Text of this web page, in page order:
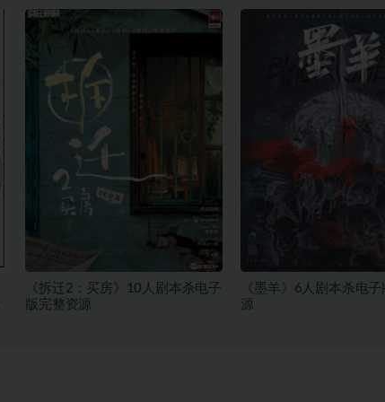
《拆迁2：买房》10人剧本杀电子
版完整资源
《墨羊》6人剧本杀电
源